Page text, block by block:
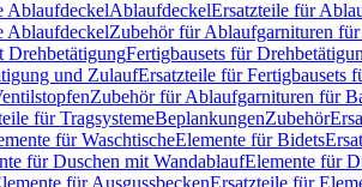
AblaufdeckelAblaufdeckelErsatzteile für
AblaufdeckelZubehör für Ablaufgarnituren
DrehbetätigungFertigbausets für
und ZulaufErsatzteile für Fertigbausets
Zubehör für Ablaufgarnituren für
für TragsystemeBeplankungenZubehör
für WaschtischeElemente für Bidets
für Duschen mit WandablaufElemente für
für AusgussbeckenErsatzteile für